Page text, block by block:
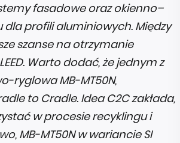
fasadowe oraz okienno–
profili aluminiowych. Między
szanse na otrzymanie
Warto dodać, że jednym z
ryglowa MB-MT50N,
to Cradle. Idea C2C zakłada,
w procesie recyklingu i
MB-MT50N w wariancie SI